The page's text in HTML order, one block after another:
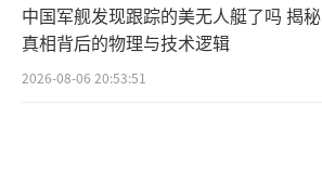
中国军舰发现跟踪的美无人艇了吗 揭秘
真相背后的物理与技术逻辑
2026-08-06 20:53:51